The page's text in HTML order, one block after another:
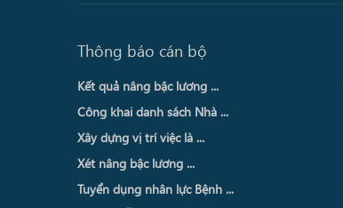
Thông báo cán bộ
Kết quả nâng bậc lương ...
Công khai danh sách Nhà ...
Xây dựng vị trí việc là ...
Xét nâng bậc lương ...
Tuyển dụng nhân lực Bệnh ...